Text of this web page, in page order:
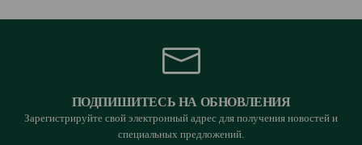
ПОДПИШИТЕСЬ НА ОБНОВЛЕНИЯ
Зарегистрируйте свой электронный адрес для получения новостей и
специальных предложений.